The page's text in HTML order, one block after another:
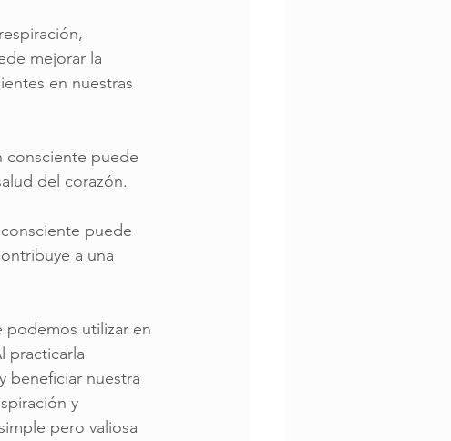
mejorar la
en nuestras
consciente puede
del corazón.
puede
a una
podemos utilizar en
practicarla
beneficiar nuestra
y
pero valiosa